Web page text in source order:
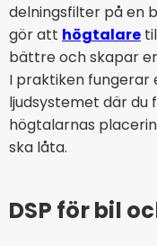
delningsfilter på en
gör att högtalare
bättre och skapar
I praktiken fungerar
ljudsystemet där du
högtalarnas
ska låta.
DSP för bil